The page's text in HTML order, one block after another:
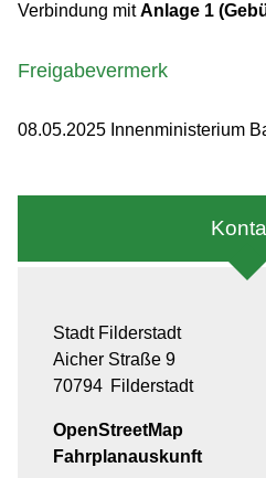
Verbindung mitAnlage 1
Freigabevermerk
08.05.2025 Innenministerium
Stadt Filderstadt
Aicher Straße 9
70794 Filderstadt
OpenStreetMap
Fahrplanauskunft